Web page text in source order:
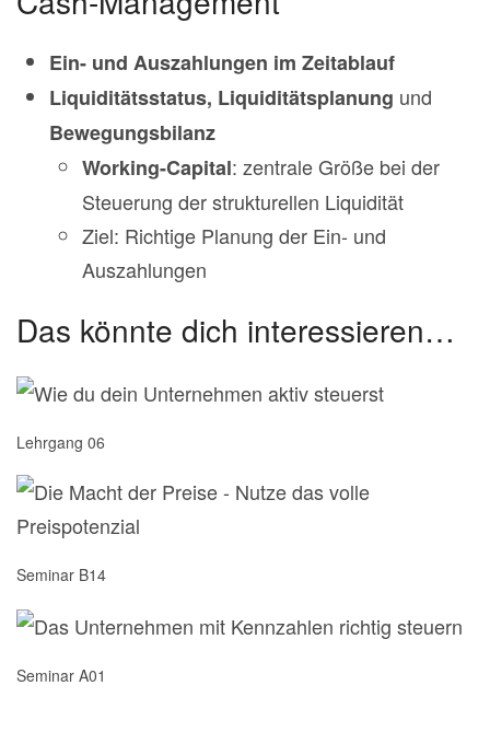
Ein- und Auszahlungen im Zeitablauf
Liquiditätsstatus, Liquiditätsplanung und
Bewegungsbilanz
Working-Capital: zentrale Größe bei der
Steuerung der strukturellen Liquidität
Ziel: Richtige Planung der Ein- und
Auszahlungen
Das könnte dich interessieren…
Lehrgang 06
Seminar B14
Seminar A01